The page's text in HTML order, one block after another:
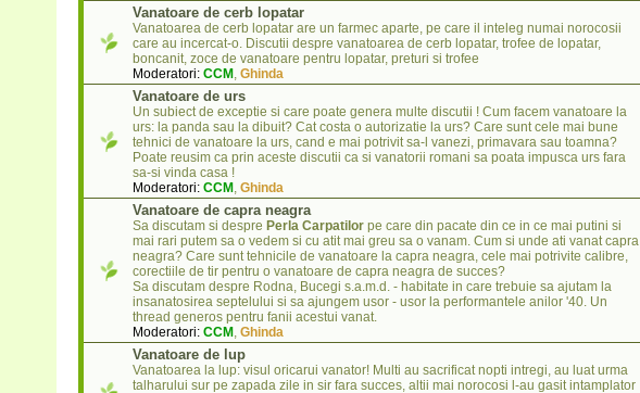
Vanatoare de cerb lopatar
Vanatoarea de cerb lopatar are un farmec aparte, pe care il inteleg numai norocosii
care au incercat-o. Discutii despre vanatoarea de cerb lopatar, trofee de lopatar,
boncanit, zoce de vanatoare pentru lopatar, preturi si trofee
Moderatori: CCM , Ghinda
Vanatoare de urs
Un subiect de exceptie si care poate genera multe discutii ! Cum facem vanatoare la
urs: la panda sau la dibuit? Cat costa o autorizatie la urs? Care sunt cele mai bune
tehnici de vanatoare la urs, cand e mai potrivit sa-l vanezi, primavara sau toamna?
Poate reusim ca prin aceste discutii ca si vanatorii romani sa poata impusca urs fara
sa-si vinda casa !
Moderatori: CCM , Ghinda
Vanatoare de capra neagra
Sa discutam si despre Perla Carpatilorpe care din pacate din ce in ce mai putini si
mai rari putem sa o vedem si cu atit mai greu sa o vanam. Cum si unde ati vanat capra
neagra? Care sunt tehnicile de vanatoare la capra neagra, cele mai potrivite calibre,
corectiile de tir pentru o vanatoare de capra neagra de succes?
Sa discutam despre Rodna, Bucegi s.a.m.d. - habitate in care trebuie sa ajutam la
insanatosirea septelului si sa ajungem usor - usor la performantele anilor '40. Un
thread generos pentru fanii acestui vanat.
Moderatori: CCM , Ghinda
Vanatoare de lup
Vanatoarea la lup: visul oricarui vanator! Multi au sacrificat nopti intregi, au luat urma
talharului sur pe zapada zile in sir fara succes, altii mai norocosi l-au gasit intamplator